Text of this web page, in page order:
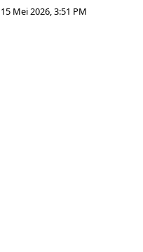
15 Mei 2026, 3:51 PM